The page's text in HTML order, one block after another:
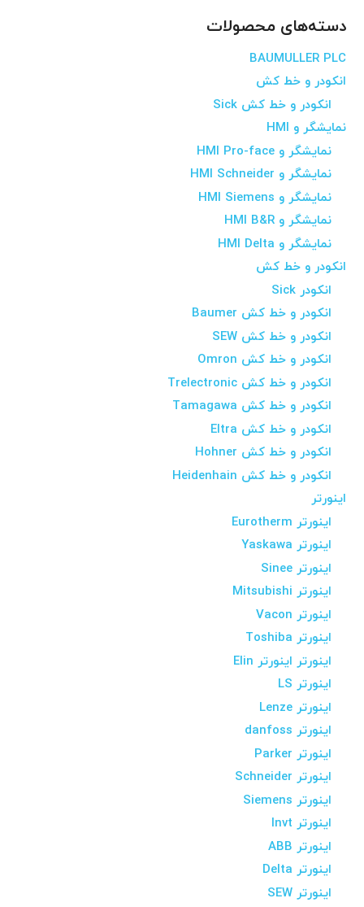
دسته‌های محصولات
BAUMULLER PLC
انکودر و خط کش
انکودر و خط کش Sick
نمایشگر و HMI
نمایشگر و HMI Pro-face
نمایشگر و HMI Schneider
نمایشگر و HMI Siemens
نمایشگر و HMI B&R
نمایشگر و HMI Delta
انکودر و خط کش
انکودر Sick
انکودر و خط کش Baumer
انکودر و خط کش SEW
انکودر و خط کش Omron
انکودر و خط کش Trelectronic
انکودر و خط کش Tamagawa
انکودر و خط کش Eltra
انکودر و خط کش Hohner
انکودر و خط کش Heidenhain
اینورتر
اینورتر Eurotherm
اینورتر Yaskawa
اینورتر Sinee
اینورتر Mitsubishi
اینورتر Vacon
اینورتر Toshiba
اینورتر اینورتر Elin
اینورتر LS
اینورتر Lenze
اینورتر danfoss
اینورتر Parker
اینورتر Schneider
اینورتر Siemens
اینورتر Invt
اینورتر ABB
اینورتر Delta
اینورتر SEW